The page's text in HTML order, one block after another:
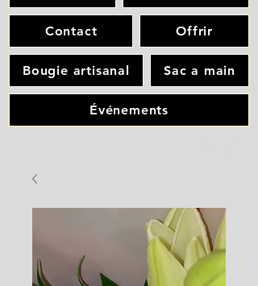
Contact Offrir
Bougie artisanal Sac a main
Événements